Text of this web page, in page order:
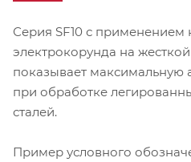
Серия SF10 с применением
электрокорунда на
показывает максимальную
при обработке
сталей.
Пример условного